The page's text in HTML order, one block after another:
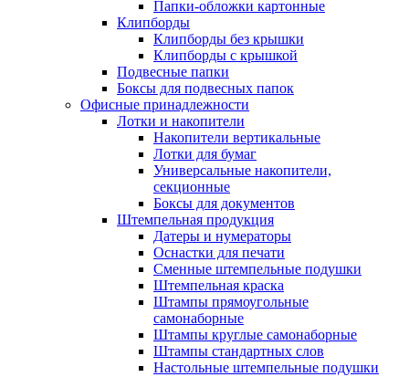
Папки-обложки картонные
Клипборды
Клипборды без крышки
Клипборды с крышкой
Подвесные папки
Боксы для подвесных папок
Офисные принадлежности
Лотки и накопители
Накопители вертикальные
Лотки для бумаг
Универсальные накопители,
секционные
Боксы для документов
Штемпельная продукция
Датеры и нумераторы
Оснастки для печати
Сменные штемпельные подушки
Штемпельная краска
Штампы прямоугольные
самонаборные
Штампы круглые самонаборные
Штампы стандартных слов
Настольные штемпельные подушки